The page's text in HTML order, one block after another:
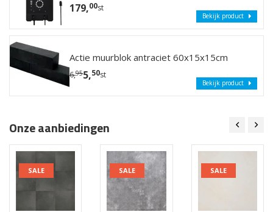
179,00st
Bekijk product
Actie muurblok antraciet 60x15x15cm
6,955,50st
Bekijk product
Onze aanbiedingen
SALE SALE SALE